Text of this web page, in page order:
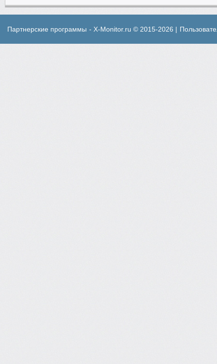
Партнерские программы - X-Monitor.ru © 2015-2026 |